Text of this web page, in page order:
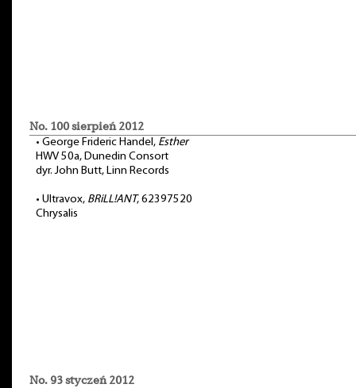
No. 100 sierpień 2012
• George Frideric Handel, Esther
HWV 50a, Dunedin Consort
dyr. John Butt, Linn Records
• Ultravox, BRiLL!ANT, 62397520
Chrysalis
No. 93 styczeń 2012